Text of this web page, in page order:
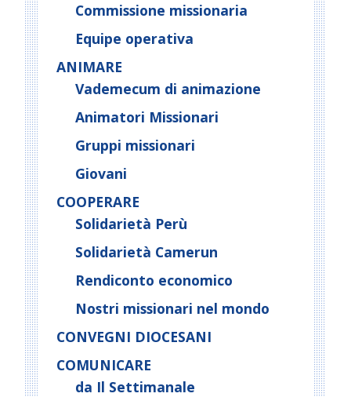
Commissione missionaria
Equipe operativa
ANIMARE
Vademecum di animazione
Animatori Missionari
Gruppi missionari
Giovani
COOPERARE
Solidarietà Perù
Solidarietà Camerun
Rendiconto economico
Nostri missionari nel mondo
CONVEGNI DIOCESANI
COMUNICARE
da Il Settimanale